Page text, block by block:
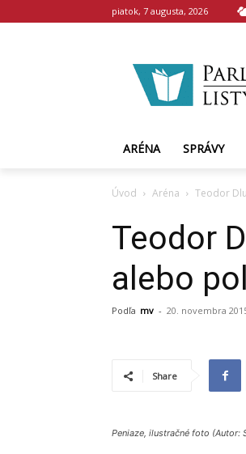
piatok, 7 augusta, 2026
ARÉNA SPRÁVY
Úvod Aréna Teodor
Teodor
alebo
Podľa mv - 20. novembra
Share
Peniaze, ilustračné foto (Autor: